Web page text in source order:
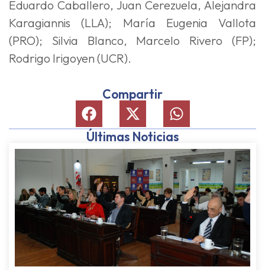
Eduardo Caballero, Juan Cerezuela, Alejandra
Karagiannis (LLA); María Eugenia Vallota
(PRO); Silvia Blanco, Marcelo Rivero (FP);
Rodrigo Irigoyen (UCR).
Compartir
Últimas Noticias